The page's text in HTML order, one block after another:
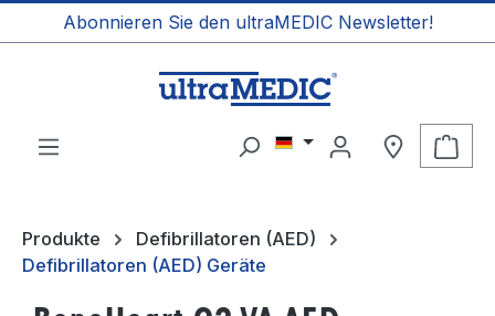
springen
Abonnieren Sie den ultraMEDIC Newsletter!
Produkte
Defibrillatoren (AED)
Defibrillatoren (AED) Geräte